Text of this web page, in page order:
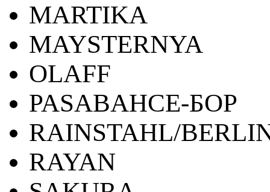
MARTIKA
MAYSTERNYA
OLAFF
PASABAHCE-БОР
RAINSTAHL/
RAYAN